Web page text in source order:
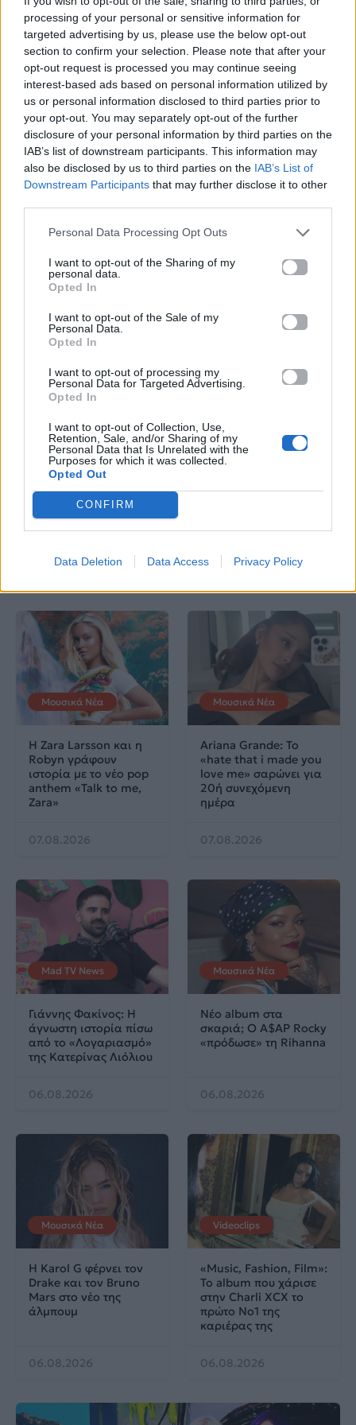
processing of your personal or sensitive information for
targeted advertising by us, please use the below opt-out
section to confirm your selection. Please note that after your
opt-out request is processed you may continue seeing
interest-based ads based on personal information utilized by
us or personal information disclosed to third parties prior to
your opt-out. You may separately opt-out of the further
disclosure of your personal information by third parties on the
IAB’s list of downstream participants. This information may
also be disclosed by us to third parties on the IAB’s List of
Downstream Participants that may further disclose it to other
Personal Data Processing Opt Outs
I want to opt-out of the Sharing of my
personal data.
Opted In
I want to opt-out of the Sale of my
Personal Data.
Opted In
I want to opt-out of processing my
Personal Data for Targeted Advertising.
Opted In
I want to opt-out of Collection, Use,
Retention, Sale, and/or Sharing of my
Personal Data that Is Unrelated with the
Purposes for which it was collected.
Opted Out
CONFIRM
Data Deletion Data Access Privacy Policy
17.06.2026
17.06.2026
Βιογραφικά
Ελλήνων
Καλλιτεχνών
με πληροφορίες για
τους στην ελληνική
μουσική σκηνή
Δες επίσης
Μουσικά Νέα
Το 18 μέτρων ρομπότ
του Robbie Williams
έγινε το πιο παράξενο
αξιοθέατο της Αγγλίας
Μουσικά Νέα
Sam Smith:
«When he’s gone»
07.08.2026
Μουσικά Νέα
Η Zara Larsson και η
Robyn γράφουν
ιστορία με το νέο pop
anthem «Talk to me,
Zara»
07.08.2026
Μουσικά Νέα
Ariana Grande: Το
«hate that i made you
love me» σαρώνει για
20ή συνεχόμενη
ημέρα
07.08.2026
Mad TV News
Γιάννης Φακίνος: Η
άγνωστη ιστορία πίσω
από το «Λογαριασμό»
της Κατερίνας Λιόλιου
06.08.2026
Μουσικά Νέα
Νέο album στα
σκαριά; Ο A$AP Rocky
«πρόδωσε» τη Rihanna
06.08.2026
Μουσικά Νέα
Η Karol G φέρνει τον
Drake και τον Bruno
Mars στο νέο της
άλμπουμ
06.08.2026
Videoclips
«Music, Fashion, Film»:
Το album που χάρισε
στην Charli XCX το
πρώτο No1 της
καριέρας της
06.08.2026